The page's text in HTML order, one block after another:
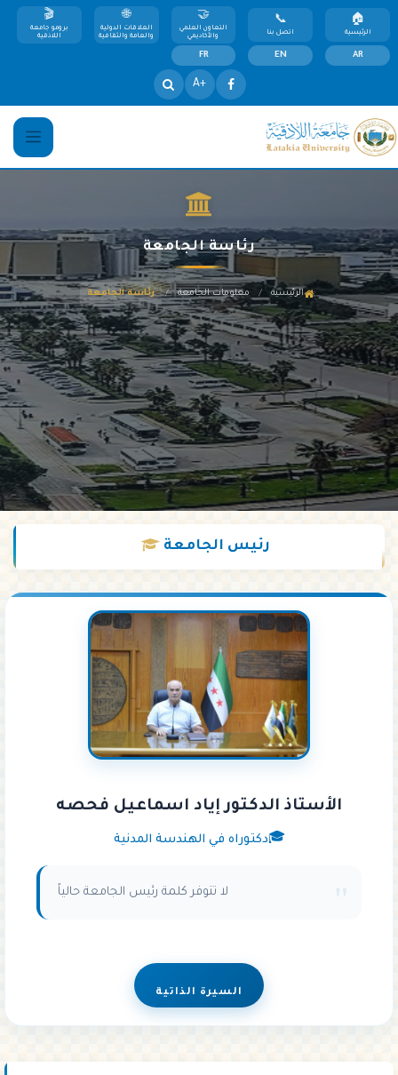
الرئيسية اتصل بنا
التعاون العلمي
والأكاديمي
العلاقات الدولية
والعامة والثقافية
برومو جامعة
اللاذقية
AR
EN
FR
+A
رئاسة الجامعة
الرئيسية / معلومات الجامعة / رئاسة الجامعة
رئيس الجامعة
الأستاذ الدكتور إياد اسماعيل فحصه
دكتوراه في الهندسة المدنية
لا تتوفر كلمة رئيس الجامعة حالياً
السيرة الذاتية